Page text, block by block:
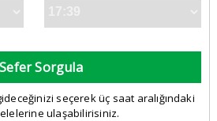
Sefer Sorgula
seçerek üç saat aralığındaki
ulaşabilirisiniz.